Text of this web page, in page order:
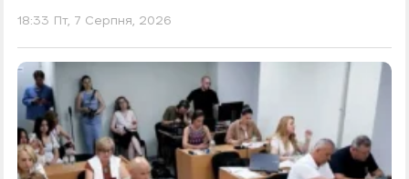
18:33 Пт, 7 Серпня, 2026